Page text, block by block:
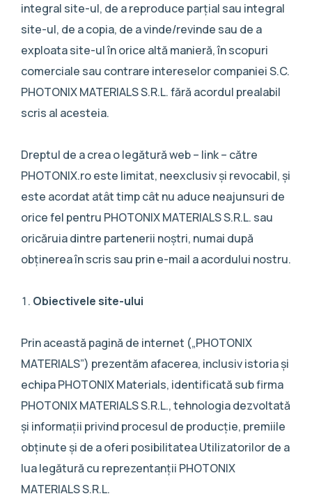
integral site-ul, de a reproduce parțial sau integral
site-ul, de a copia, de a vinde/revinde sau de a
exploata site-ul în orice altă manieră, în scopuri
comerciale sau contrare intereselor companiei S.C.
PHOTONIX MATERIALS S.R.L. fără acordul prealabil
scris al acesteia.
Dreptul de a crea o legătură web – link – către
PHOTONIX.ro este limitat, neexclusiv și revocabil, și
este acordat atât timp cât nu aduce neajunsuri de
orice fel pentru PHOTONIX MATERIALS S.R.L. sau
oricăruia dintre partenerii noștri, numai după
obținerea în scris sau prin e-mail a acordului nostru.
Obiectivele site-ului
Prin această pagină de internet („PHOTONIX
MATERIALS”) prezentăm afacerea, inclusiv istoria și
echipa PHOTONIX Materials, identificată sub firma
PHOTONIX MATERIALS S.R.L., tehnologia dezvoltată
și informații privind procesul de producție, premiile
obținute și de a oferi posibilitatea Utilizatorilor de a
lua legătură cu reprezentanții PHOTONIX
MATERIALS S.R.L.